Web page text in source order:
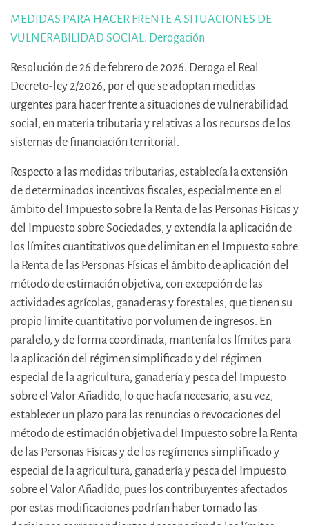
MEDIDAS PARA HACER FRENTE A SITUACIONES DE
VULNERABILIDAD SOCIAL. Derogación
Resolución de 26 de febrero de 2026. Deroga el Real
Decreto-ley 2/2026, por el que se adoptan medidas
urgentes para hacer frente a situaciones de vulnerabilidad
social, en materia tributaria y relativas a los recursos de los
sistemas de financiación territorial.
Respecto a las medidas tributarias, establecía la extensión
de determinados incentivos fiscales, especialmente en el
ámbito del Impuesto sobre la Renta de las Personas Físicas y
del Impuesto sobre Sociedades, y extendía la aplicación de
los límites cuantitativos que delimitan en el Impuesto sobre
la Renta de las Personas Físicas el ámbito de aplicación del
método de estimación objetiva, con excepción de las
actividades agrícolas, ganaderas y forestales, que tienen su
propio límite cuantitativo por volumen de ingresos. En
paralelo, y de forma coordinada, mantenía los límites para
la aplicación del régimen simplificado y del régimen
especial de la agricultura, ganadería y pesca del Impuesto
sobre el Valor Añadido, lo que hacía necesario, a su vez,
establecer un plazo para las renuncias o revocaciones del
método de estimación objetiva del Impuesto sobre la Renta
de las Personas Físicas y de los regímenes simplificado y
especial de la agricultura, ganadería y pesca del Impuesto
sobre el Valor Añadido, pues los contribuyentes afectados
por estas modificaciones podrían haber tomado las